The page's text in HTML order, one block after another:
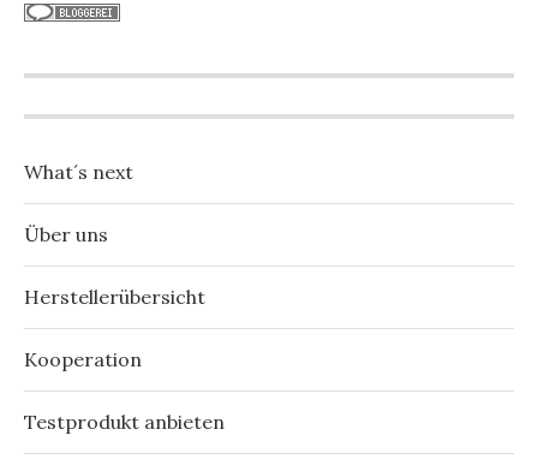
What´s next
Über uns
Herstellerübersicht
Kooperation
Testprodukt anbieten